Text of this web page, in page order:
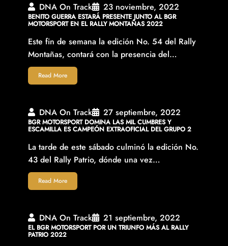
DNA On Track 23 noviembre, 2022
BENITO GUERRA ESTARÁ PRESENTE JUNTO AL BGR
MOTORSPORT EN EL RALLY MONTAÑAS 2022
Este fin de semana la edición No. 54 del Rally
Montañas, contará con la presencia del…
Read More
DNA On Track 27 septiembre, 2022
BGR MOTORSPORT DOMINA LAS MIL CUMBRES Y
ESCAMILLA ES CAMPEÓN EXTRAOFICIAL DEL GRUPO 2
La tarde de este sábado culminó la edición No.
43 del Rally Patrio, dónde una vez…
Read More
DNA On Track 21 septiembre, 2022
EL BGR MOTORSPORT POR UN TRIUNFO MÁS AL RALLY
PATRIO 2022